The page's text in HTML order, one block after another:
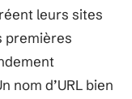
leurs sites
premières
nom d’URL bien